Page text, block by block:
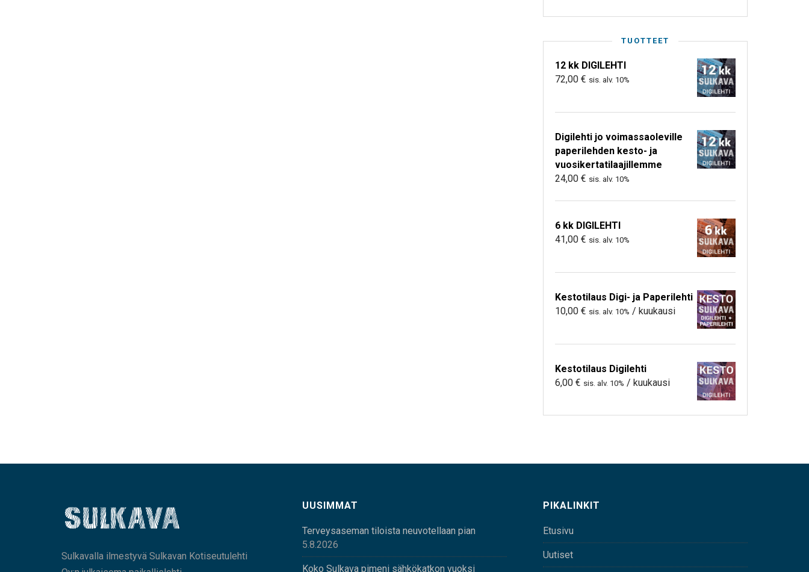
TUOTTEET
12 kk DIGILEHTI
72,00 € sis. alv. 10%
Digilehti jo voimassaoleville
paperilehden kesto- ja
vuosikertatilaajillemme
24,00 € sis. alv. 10%
6 kk DIGILEHTI
41,00 € sis. alv. 10%
Kestotilaus Digi- ja Paperilehti
10,00 € sis. alv. 10% / kuukausi
Kestotilaus Digilehti
6,00 € sis. alv. 10% / kuukausi
Sulkavalla ilmestyvä Sulkavan Kotiseutulehti
UUSIMMAT
Terveysaseman tiloista neuvotellaan pian
5.8.2026
Koko Sulkava pimeni sähkökatkon vuoksi
PIKALINKIT
Etusivu
Uutiset